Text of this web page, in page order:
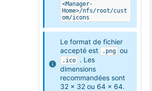
<Manager-
Home>/nfs/root/cust
om/icons
Le format de fichier
accepté est
.png ou
.ico
. Les
dimensions
recommandées sont
32 x 32 ou 64 x 64.